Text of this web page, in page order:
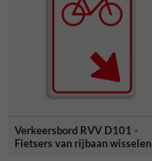
Verkeersbord RVV D101 -
Fietsers van rijbaan wisselen